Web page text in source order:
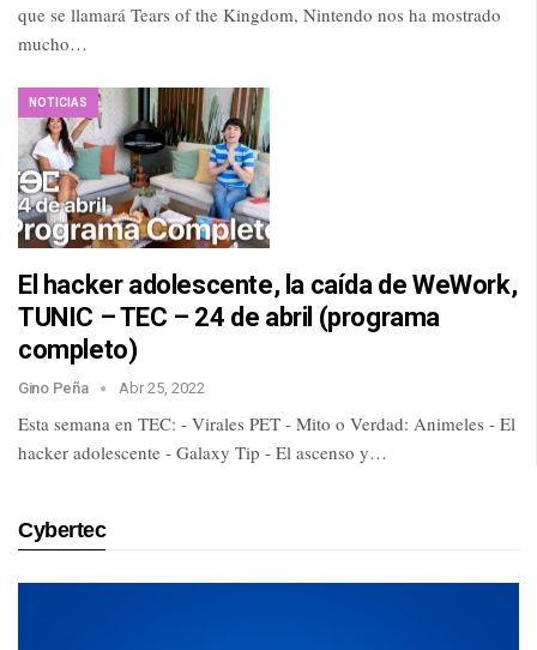
que se llamará Tears of the Kingdom, Nintendo nos ha mostrado
mucho…
NOTICIAS
El hacker adolescente, la caída de WeWork,
TUNIC – TEC – 24 de abril (programa
completo)
Gino Peña Abr 25, 2022
Esta semana en TEC: - Virales PET - Mito o Verdad: Animeles - El
hacker adolescente - Galaxy Tip - El ascenso y…
Cybertec